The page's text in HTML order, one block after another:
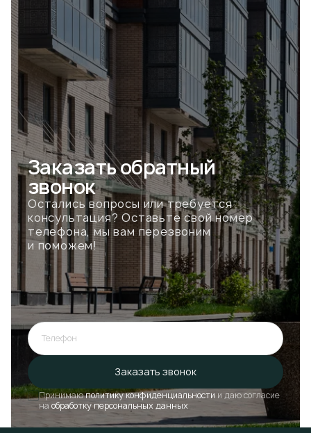
Заказатьобратный
звонок
Остались вопросы или требуется
консультация? Оставьте свой номер
телефона, мы вам перезвоним
и поможем!
Телефон
Заказать звонок
Принимаюполитику конфиденциальности и даю согласие
на обработку персональных данных
Ошибка при отправке!
Форма появится через
Закрыть